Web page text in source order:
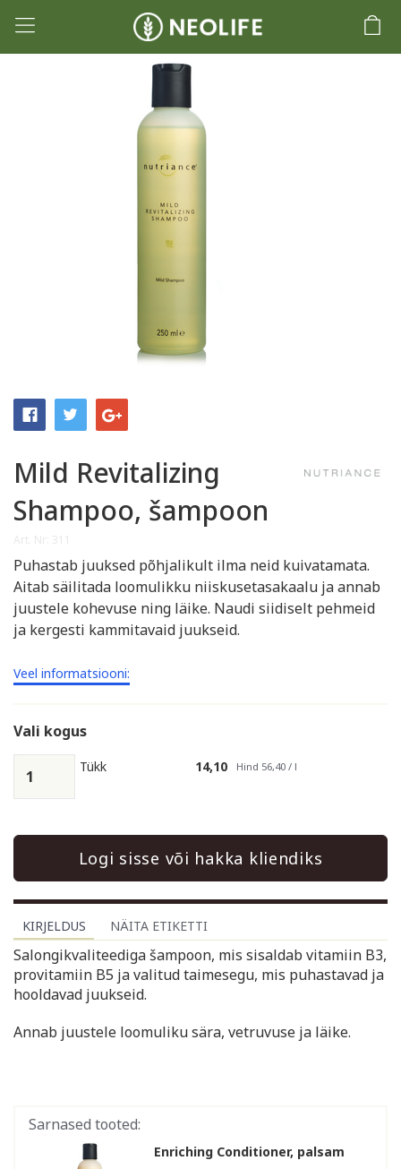
Mild Revitalizing
Shampoo, šampoon
Puhastab juuksed põhjalikult ilma neid kuivatamata.
Aitab säilitada loomulikku niiskusetasakaalu ja annab
juustele kohevuse ning läike. Naudi siidiselt pehmeid
ja kergesti kammitavaid juukseid.
Veel informatsiooni:
Vali kogus
Tükk 14,10 Hind 56,40 / l
Logi sisse või hakka kliendiks
KIRJELDUS NÄITA ETIKETTI
Salongikvaliteediga šampoon, mis sisaldab vitamiin B3,
provitamiin B5 ja valitud taimesegu, mis puhastavad ja
hooldavad juukseid.
Annab juustele loomuliku sära, vetruvuse ja läike.
Sarnased tooted:
Enriching Conditioner, palsam